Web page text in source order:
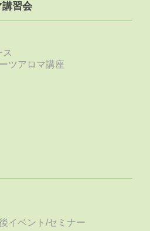
講習会
ツアロマ講座
イベント/セミナー